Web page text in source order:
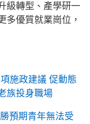
級轉型、產學研一
多優質就業崗位，
施政建議 促動態
族投身職場
預期青年無法受